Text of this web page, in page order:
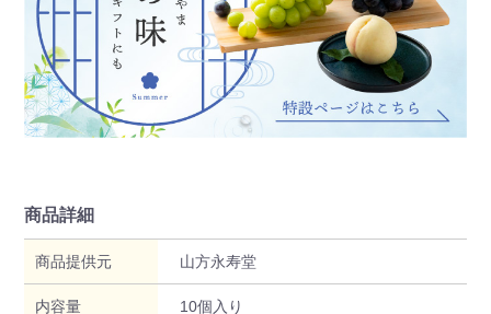
商品詳細
商品提供元 山方永寿堂
内容量 10個入り